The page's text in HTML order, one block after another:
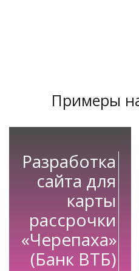
Примеры
Разработка
сайта для
карты
рассрочки
«Черепаха»
(Банк ВТБ)